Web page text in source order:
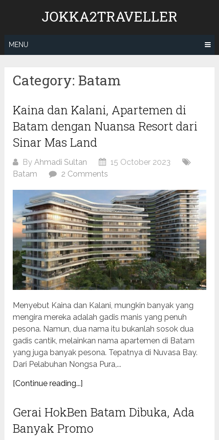
JOKKA2TRAVELLER
MENU
Category: Batam
Kaina dan Kalani, Apartemen di
Batam dengan Nuansa Resort dari
Sinar Mas Land
ByAhmadi Sultan
15 October 2023
Batam
2 Comments
Menyebut Kaina dan Kalani, mungkin banyak yang
mengira mereka adalah gadis manis yang penuh
pesona. Namun, dua nama itu bukanlah sosok dua
gadis cantik, melainkan nama apartemen di Batam
yang juga banyak pesona. Tepatnya di Nuvasa Bay.
Dari Pelabuhan Nongsa Pura,...
[Continue reading...]
Gerai HokBen Batam Dibuka, Ada
Banyak Promo